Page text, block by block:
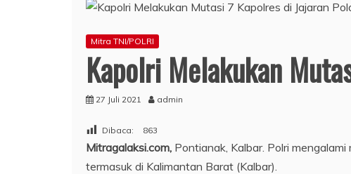
Mitra TNI/POLRI
Kapolri Melakukan
27 Juli 2021 admin
Dibaca: 863
Mitragalaksi.com, Pontianak, Kalbar. Polri
termasuk di Kalimantan Barat (Kalbar).